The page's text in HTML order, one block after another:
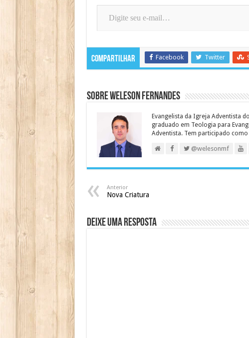
Digite seu e-mail…
Compartilhar Facebook Twitter
Sobre Weleson Fernandes
Evangelista da Igreja Adventista
graduado em Teologia para
Adventista. Tem participado
@welesonmf
Anterior
Nova Criatura
Deixe uma resposta